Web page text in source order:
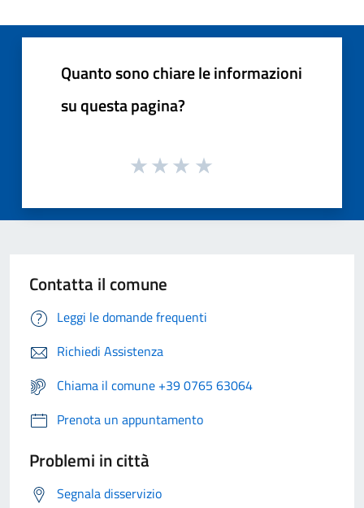
Quanto sono chiare le informazioni
su questa pagina?
Contatta il comune
Leggi le domande frequenti
Richiedi Assistenza
Chiama il comune +39 0765 63064
Prenota un appuntamento
Problemi in città
Segnala disservizio